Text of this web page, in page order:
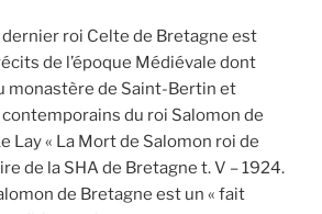
dernier roi Celte de Bretagne est
de l’époque Médiévale dont
monastère de Saint-Bertin et
du roi Salomon de
Lay « La Mort de Salomon roi de
de la SHA de Bretagne t. V – 1924.
de Bretagne est un « fait